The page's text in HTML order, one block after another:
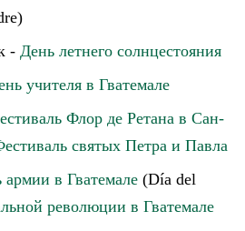
- День летнего солнцестояния
учителя в Гватемале
Флор де Ретана в Сан-
святых Петра и Павла
армии в Гватемале (Día del
революции в Гватемале